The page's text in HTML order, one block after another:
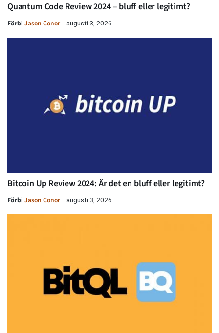
Quantum Code Review 2024 – bluff eller legitimt?
Förbi Jason Conor augusti 3, 2026
Bitcoin Up Review 2024: Är det en bluff eller legitimt?
Förbi Jason Conor augusti 3, 2026